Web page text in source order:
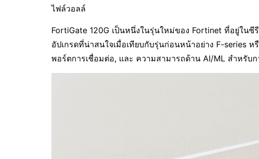
ไฟล์วอลล์
FortiGate 120G เป็นหนึ่งในรุ่นใหม่ของ Fortinet ที่อยู่ใน
อัปเกรดที่น่าสนใจเมื่อเทียบกับรุ่นก่อนหน้าอย่าง F-series
พอร์ตการเชื่อมต่อ, และ ความสามารถด้าน AI/ML สำหรับ